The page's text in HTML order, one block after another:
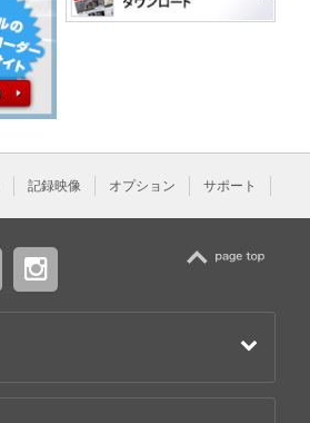
記録映像 オプション サポート